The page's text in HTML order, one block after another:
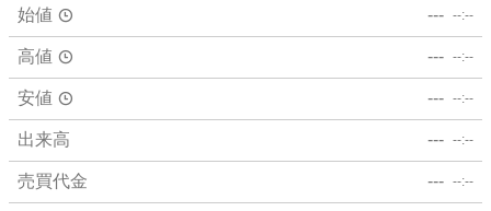
始値 --- --:--
高値 --- --:--
安値 --- --:--
出来高 --- --:--
売買代金 --- --:--